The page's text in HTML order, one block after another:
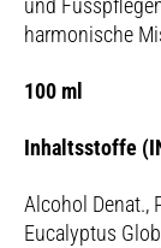
und
harmonische
100 ml
Inhaltsstoffe
Alcohol Denat.,
Eucalyptus